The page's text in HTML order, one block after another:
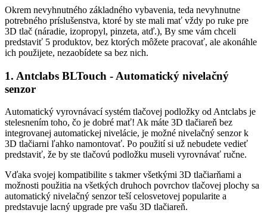
Okrem nevyhnutného základného vybavenia, teda nevyhnutne
potrebného príslušenstva, ktoré by ste mali mať vždy po ruke pre
3D tlač (náradie, izopropyl, pinzeta, atď.), By sme vám chceli
predstaviť 5 produktov, bez ktorých môžete pracovať, ale akonáhle
ich použijete, nezaobídete sa bez nich.
1. Antclabs BLTouch - Automatický nivelačný
senzor
Automatický vyrovnávací systém tlačovej podložky od Antclabs je
stelesnením toho, čo je dobré mať! Ak máte 3D tlačiareň bez
integrovanej automatickej nivelácie, je možné nivelačný senzor k
3D tlačiarni ľahko namontovať. Po použití si už nebudete vedieť
predstaviť, že by ste tlačovú podložku museli vyrovnávať ručne.
Vďaka svojej kompatibilite s takmer všetkými 3D tlačiarňami a
možnosti použitia na všetkých druhoch povrchov tlačovej plochy sa
automatický nivelačný senzor teší celosvetovej popularite a
predstavuje lacný upgrade pre vašu 3D tlačiareň.